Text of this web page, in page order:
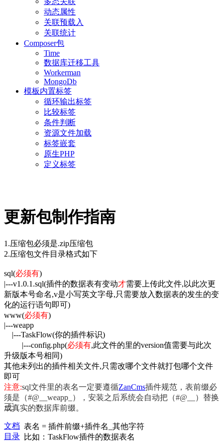
动态属性
关联预载入
关联统计
Composer包
Time
数据库迁移工具
Workerman
MongoDb
模板内置标签
循环输出标签
比较标签
条件判断
资源文件加载
标签嵌套
原生PHP
定义标签
更新包制作指南
1.压缩包必须是.zip压缩包
2.压缩包文件目录格式如下
sql(必须有)
|---v1.0.1.sql(插件的数据表有变动才需要上传此文件,以此次更
新版本号命名,v是小写英文字母,只需要放入数据表的发生的变
化的运行语句即可)
www(必须有)
|---weapp
|---TaskFlow(你的插件标识)
|---config.php(必须有,此文件的里的version值需要与此次
升级版本号相同)
其他未列出的插件相关文件,只需改哪个文件就打包哪个文件
即可
注意:sql文件里的表名一定要遵循ZanCms插件规范，表前缀必
须是（#@ __weapp_），安装之后系统会自动把（#@ __）替换
成真实的数据库前缀。
表名 = 插件前缀+插件名_其他字符
比如： TaskFlow插件的数据表名
文档
目录